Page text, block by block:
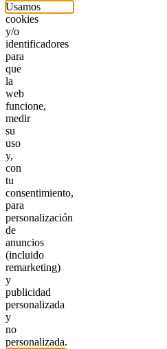
Usamos
cookies
y/o
identificadores
para
que
la
web
funcione,
medir
su
uso
y,
con
tu
consentimiento,
para
personalización
de
anuncios
(incluido
remarketing)
y
publicidad
personalizada
y
no
personalizada.